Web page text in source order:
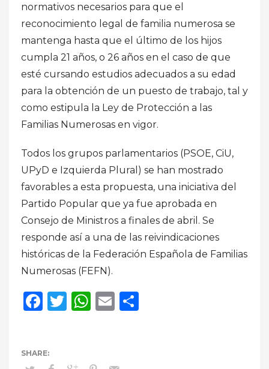
normativos necesarios para que el
reconocimiento legal de familia numerosa se
mantenga hasta que el último de los hijos
cumpla 21 años, o 26 años en el caso de que
esté cursando estudios adecuados a su edad
para la obtención de un puesto de trabajo, tal y
como estipula la Ley de Protección a las
Familias Numerosas en vigor.
Todos los grupos parlamentarios (PSOE, CiU,
UPyD e Izquierda Plural) se han mostrado
favorables a esta propuesta, una iniciativa del
Partido Popular que ya fue aprobada en
Consejo de Ministros a finales de abril. Se
responde así a una de las reivindicaciones
históricas de la Federación Española de Familias
Numerosas (FEFN).
Facebook
Twitter
WhatsApp
Email